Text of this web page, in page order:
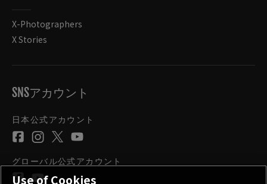
X-Photographers
X Stories
SNSアカウント
日本公式アカウント
グローバル公式アカウント
Use of Cookies